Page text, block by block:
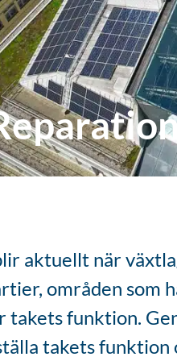
aktuellt när
områden
takets funktion.
takets funktion